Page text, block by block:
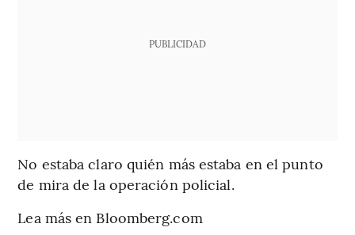
PUBLICIDAD
No estaba claro quién más estaba en el punto
de mira de la operación policial.
Lea más en Bloomberg.com